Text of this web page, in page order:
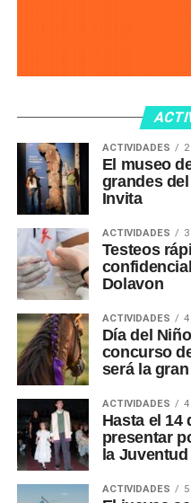
ACTIVIDADES
El museo
grandes
Invita
ACTIVIDADES
Testeos
Dolavon
ACTIVIDADES
Día del
concurso
será la
ACTIVIDADES
Hasta el 14
presentar
la Juventud
ACTIVIDADES